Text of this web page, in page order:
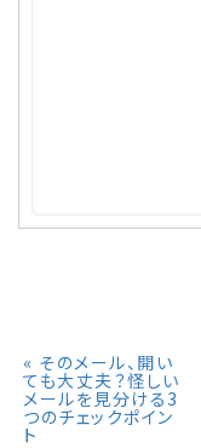
« そのメール、開い
ても大丈夫？怪しい
メールを見分ける3
つのチェックポイン
ト